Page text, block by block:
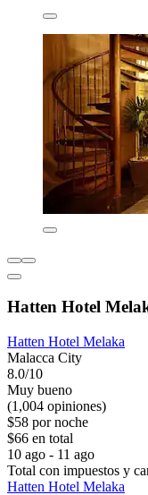
Hatten Hotel
Hatten Hotel Melaka
Malacca City
8.0/10
Muy bueno
(1,004 opiniones)
$58 por noche
$66 en total
10 ago - 11 ago
Total con impuestos y
Hatten Hotel Melaka